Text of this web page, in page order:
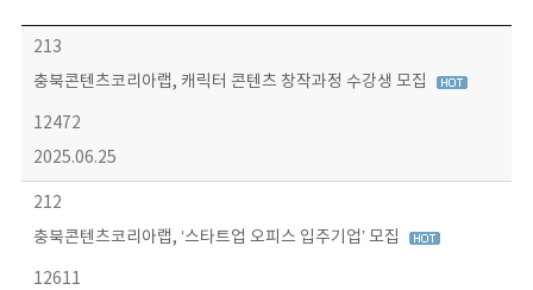
보도자료 목록 - 번호, 제목, 작성자, 파일, 조회수, 작성일 정보 제공
213
충북콘텐츠코리아랩, 캐릭터 콘텐츠 창작과정 수강생 모집
12472
2025.06.25
212
충북콘텐츠코리아랩, ‘스타트업 오피스 입주기업’ 모집
12611